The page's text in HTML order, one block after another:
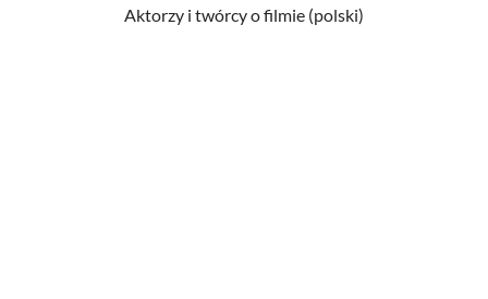
Aktorzy i twórcy o filmie (polski)